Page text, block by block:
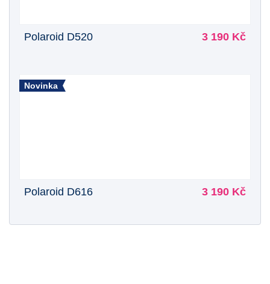
Polaroid D520 3 190 Kč
Novinka
Polaroid D616 3 190 Kč